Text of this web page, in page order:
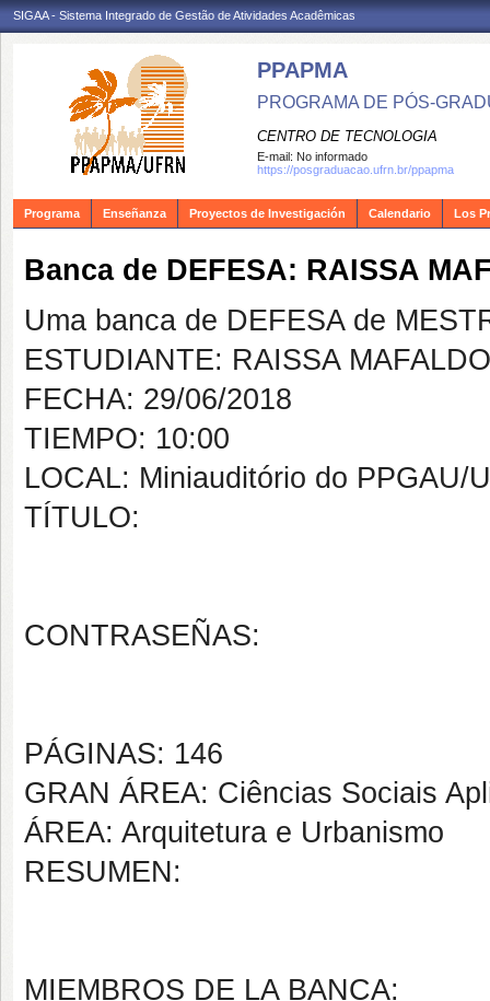
SIGAA - Sistema Integrado de Gestão de Atividades Acadêmicas
PPAPMA
PROGRAMA DE PÓS-
CENTRO DE TECNOLOGIA
E-mail: No informado
https://posgraduacao.ufrn.br/ppapma
Programa Enseñanza Proyectos de Investigación Calendario Los
Banca de DEFESA: RAISSA
Uma banca de DEFESA de
ESTUDIANTE: RAISSA
FECHA: 29/06/2018
TIEMPO: 10:00
LOCAL: Miniauditório do PPGAU/
TÍTULO:
CONTRASEÑAS:
PÁGINAS: 146
GRAN ÁREA: Ciências Sociais
ÁREA: Arquitetura e Urbanismo
RESUMEN:
MIEMBROS DE LA BANCA: